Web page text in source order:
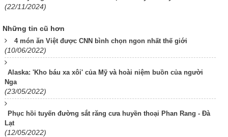
(22/11/2024)
Những tin cũ hơn
4 món ăn Việt được CNN bình chọn ngon nhất thế giới
(10/06/2022)
Alaska: 'Kho báu xa xôi' của Mỹ và hoài niệm buồn của người
Nga
(23/05/2022)
Phục hồi tuyến đường sắt răng cưa huyền thoại Phan Rang - Đà
Lạt
(12/05/2022)